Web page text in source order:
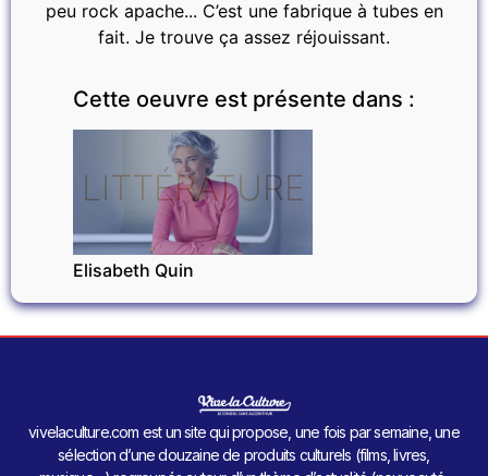
peu rock apache... C’est une fabrique à tubes en
fait. Je trouve ça assez réjouissant.
Cette oeuvre est présente dans :
LITTÉRATURE
Elisabeth Quin
vivelaculture.com est un site qui propose, une fois par semaine, une
sélection d’une douzaine de produits culturels (films, livres,